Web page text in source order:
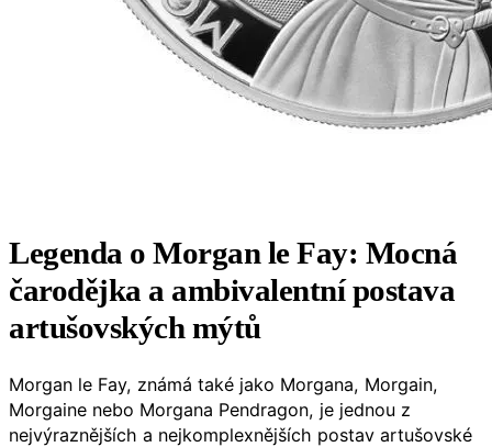
Legenda o Morgan le Fay: Mocná
čarodějka a ambivalentní postava
artušovských mýtů
Morgan le Fay, známá také jako Morgana, Morgain,
Morgaine nebo Morgana Pendragon, je jednou z
nejvýraznějších a nejkomplexnějších postav artušovské